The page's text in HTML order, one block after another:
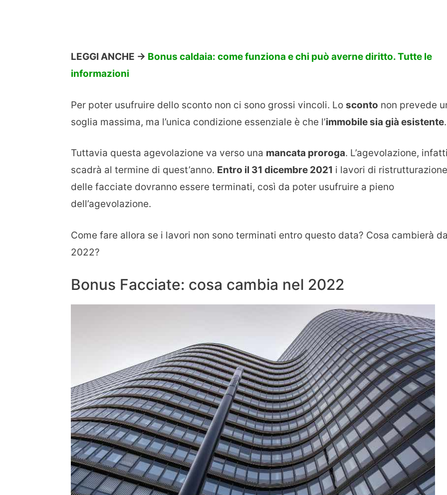
LEGGI ANCHE -> Bonus caldaia: come funziona e chi può averne diritto. Tutte le
informazioni
Per poter usufruire dello sconto non ci sono grossi vincoli. Lo sconto non prevede
soglia massima, ma l’unica condizione essenziale è che l’immobile sia già esistente.
Tuttavia questa agevolazione va verso una mancata proroga. L’agevolazione,
scadrà al termine di quest’anno. Entro il 31 dicembre 2021 i lavori di ristrutturazione
delle facciate dovranno essere terminati, così da poter usufruire a pieno
dell’agevolazione.
Come fare allora se i lavori non sono terminati entro questo data? Cosa cambierà
2022?
Bonus Facciate: cosa cambia nel 2022